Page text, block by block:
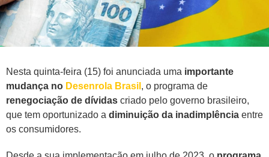
Nesta quinta-feira (15) foi anunciada uma importante
mudança no Desenrola Brasil , o programa de
renegociação de dívidas criado pelo governo brasileiro,
que tem oportunizado a diminuição da inadimplência entre
os consumidores.